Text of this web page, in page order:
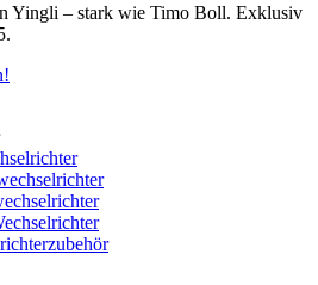
Yingli – stark wie Timo Boll. Exklusiv